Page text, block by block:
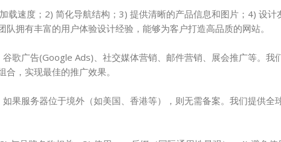
载速度；2) 简化导航结构；3) 提供清晰的产品信息和图片；4) 设
拥有丰富的用户体验设计经验，能够为客户打造高品质的网站。
歌广告(Google Ads)、社交媒体营销、邮件营销、展会推广等。我
，实现最佳的推广效果。
果服务器位于境外（如美国、香港等），则无需备案。我们提供全